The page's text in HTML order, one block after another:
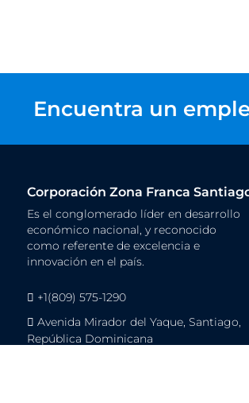
Encuentra un
Corporación Zona Franca
Es el conglomerado líder en desarrollo
económico nacional, y reconocido
como referente de excelencia e
innovación en el país.
+1(809) 575-1290
Avenida Mirador del Yaque, Santiago,
República Dominicana